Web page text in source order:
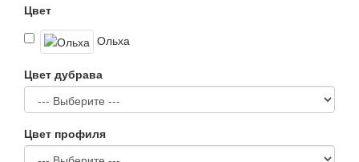
Цвет
Ольха
Цвет дубрава
Цвет профиля